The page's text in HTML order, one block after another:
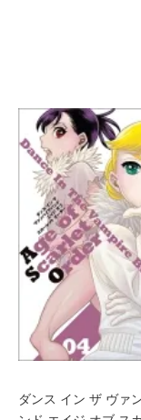
ダンス イン ザ ヴァ